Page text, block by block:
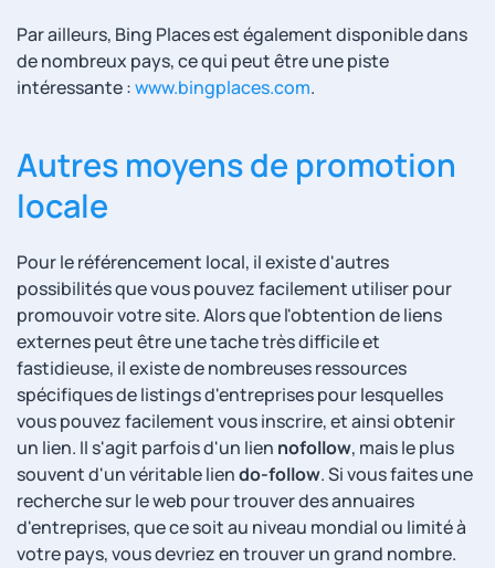
Par ailleurs, Bing Places est également disponible dans
de nombreux pays, ce qui peut être une piste
intéressante :www.bingplaces.com.
Autres moyens de promotion
locale
Pour le référencement local, il existe d'autres
possibilités que vous pouvez facilement utiliser pour
promouvoir votre site. Alors que l'obtention de liens
externes peut être une tache très difficile et
fastidieuse, il existe de nombreuses ressources
spécifiques de listings d'entreprises pour lesquelles
vous pouvez facilement vous inscrire, et ainsi obtenir
un lien. Il s'agit parfois d'un lien nofollow, mais le plus
souvent d'un véritable liendo-follow. Si vous faites une
recherche sur le web pour trouver des annuaires
d'entreprises, que ce soit au niveau mondial ou limité à
votre pays, vous devriez en trouver un grand nombre.